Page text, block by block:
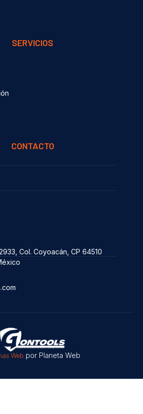
SERVICIOS
CONTACTO
Col. Coyoacán, CP 64510
Web por Planeta Web